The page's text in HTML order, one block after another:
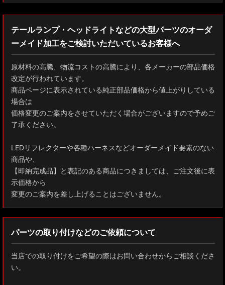
テールランプ・ヘッドライトなどの大型パーツのオーダ
ーメイド加工をご検討いただいているお客様へ
原材料の高騰、物流コストの高騰により、各メーカーの部品価格
改定が行われています。
商品ページに表示されている純正部品価格から値上がりしている
場合は
価格変更のご案内をさせていただく場合がございますので予めご
了承ください。
LEDリフレクターや各種ハーネスなどオーダーメイド要素のない
商品や、
【即納完成品】と表記のある商品につきましては、ご注文後に表
示価格から
変更のご案内を差し上げることはございません。
パーツの取り付けなどのご依頼について
当店での取り付けをご希望の際はお問い合わせからご相談くださ
い。